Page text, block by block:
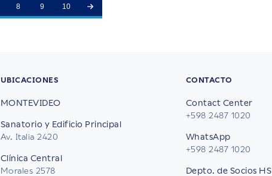
8 9 10
UBICACIONES
MONTEVIDEO
Sanatorio y Edificio Principal
Av. Italia 2420
Clínica Central
Morales 2578
CONTACTO
Contact Center
+598 2487 1020
WhatsApp
+598 2487 1020
Depto. de Socios HS